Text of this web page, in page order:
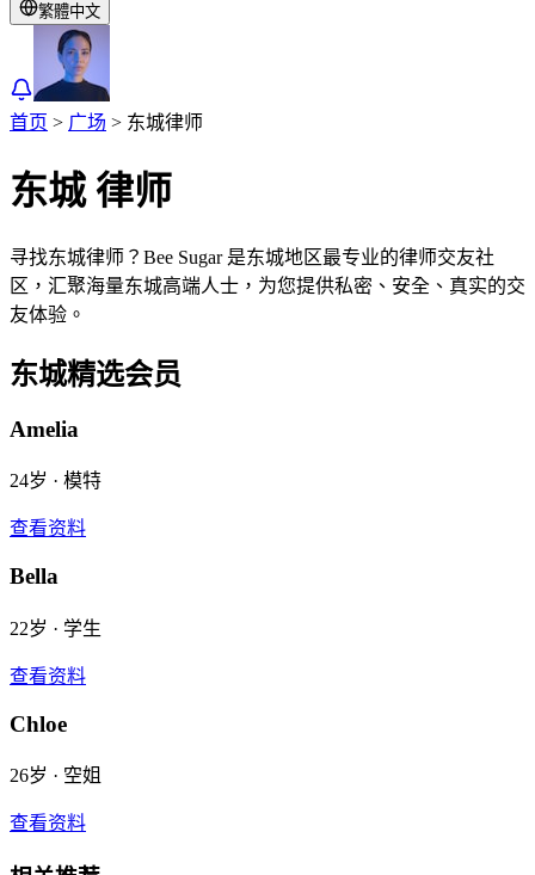
繁體中文
首页 > 广场 > 东城律师
东城 律师
寻找东城律师？Bee Sugar 是东城地区最专业的律师交友社
区，汇聚海量东城高端人士，为您提供私密、安全、真实的交
友体验。
东城精选会员
Amelia
24岁 · 模特
查看资料
Bella
22岁 · 学生
查看资料
Chloe
26岁 · 空姐
查看资料